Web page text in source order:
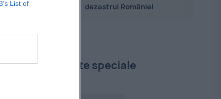
List of
dezastrul României
Proiecte speciale